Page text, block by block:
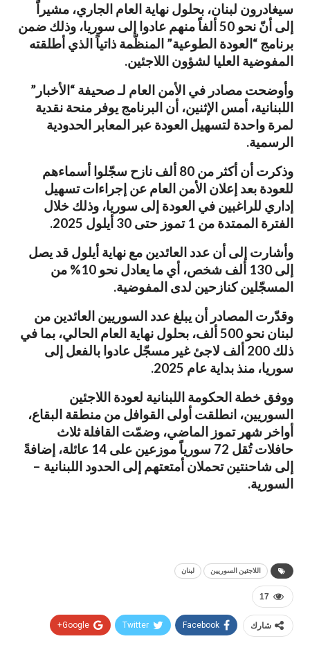
سيغادرون لبنان، بحلول نهاية العام الجاري، مشيراً
إلى أنّ نحو 50 ألفاً منهم عادوا إلى سوريا، وذلك ضمن
برنامج “العودة الطوعية” المنظّمة ذاتياً الذي أطلقته
المفوضية العليا لشؤون اللاجئين.
وأوضحت مصادر في الأمن العام لـ صحيفة “الأخبار”
اللبنانية، أمس الإثنين، أن البرنامج يوفر منحة نقدية
لمرة واحدة لتسهيل العودة عبر المعابر الحدودية
الرسمية.
وذكرت أن أكثر من 80 ألف نازح سجّلوا أسماءهم
للعودة بعد إعلان الأمن العام عن إجراءات تسهيل
إداري للراغبين في العودة إلى سوريا، وذلك خلال
الفترة الممتدة من 1 تموز حتى 30 أيلول 2025.
وأشارت إلى أن عدد العائدين مع نهاية أيلول قد يصل
إلى 130 ألف شخص، أي ما يعادل نحو 10% من
المسجّلين كنازحين لدى المفوضية.
وقدّرت المصادر أن يبلغ عدد السوريين العائدين من
لبنان نحو 500 ألف، بحلول نهاية العام الحالي، بما في
ذلك 200 ألف لاجئ غير مسجّل عادوا بالفعل إلى
سوريا، منذ بداية عام 2025.
ووفق خطة الحكومة اللبنانية لعودة اللاجئين
السوريين، انطلقت أولى القوافل من منطقة البقاع،
أواخر شهر تموز الماضي، وضمّت القافلة ثلاث
حافلات تُقل 72 سورياً موزعين على 14 عائلة، إضافةً
إلى شاحنتين تحملان أمتعتهم إلى الحدود اللبنانية –
السورية.
اللاجئين السوريين لبنان
17
شارك Facebook
Twitter
Google+